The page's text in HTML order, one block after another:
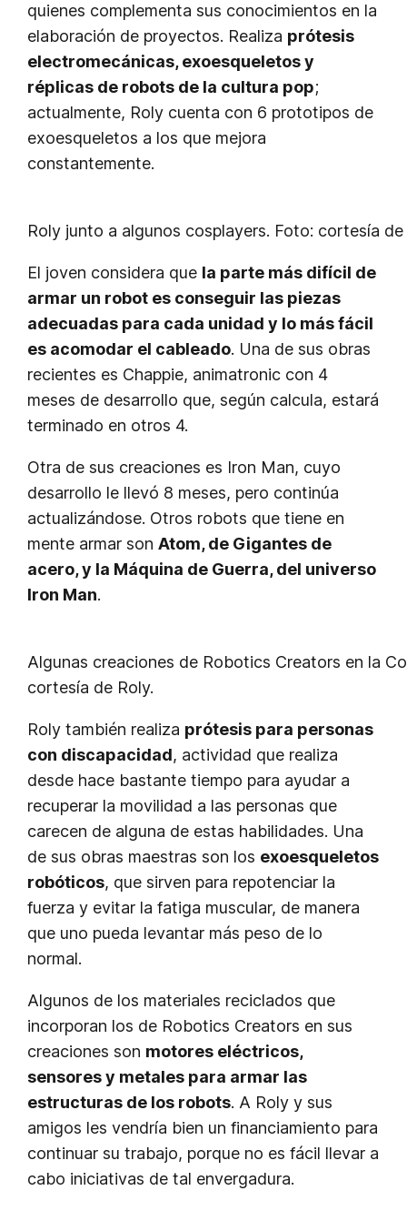
quienes complementa sus conocimientos en la
elaboración de proyectos. Realiza prótesis
electromecánicas, exoesqueletos y
réplicas de robots de la cultura pop;
actualmente, Roly cuenta con 6 prototipos de
exoesqueletos a los que mejora
constantemente.
Roly junto a algunos cosplayers. Foto: cortesía de
El joven considera que la parte más difícil de
armar un robot es conseguir las piezas
adecuadas para cada unidad y lo más fácil
es acomodar el cableado. Una de sus obras
recientes es Chappie, animatronic con 4
meses de desarrollo que, según calcula, estará
terminado en otros 4.
Otra de sus creaciones es Iron Man, cuyo
desarrollo le llevó 8 meses, pero continúa
actualizándose. Otros robots que tiene en
mente armar sonAtom, de Gigantes de
acero, y la Máquina de Guerra, del universo
Iron Man.
Algunas creaciones de Robotics Creators en la
cortesía de Roly.
Roly también realiza prótesis para personas
con discapacidad, actividad que realiza
desde hace bastante tiempo para ayudar a
recuperar la movilidad a las personas que
carecen de alguna de estas habilidades. Una
de sus obras maestras son los exoesqueletos
robóticos, que sirven para repotenciar la
fuerza y evitar la fatiga muscular, de manera
que uno pueda levantar más peso de lo
normal.
Algunos de los materiales reciclados que
incorporan los de Robotics Creators en sus
creaciones son motores eléctricos,
sensores y metales para armar las
estructuras de los robots. A Roly y sus
amigos les vendría bien un financiamiento para
continuar su trabajo, porque no es fácil llevar a
cabo iniciativas de tal envergadura.